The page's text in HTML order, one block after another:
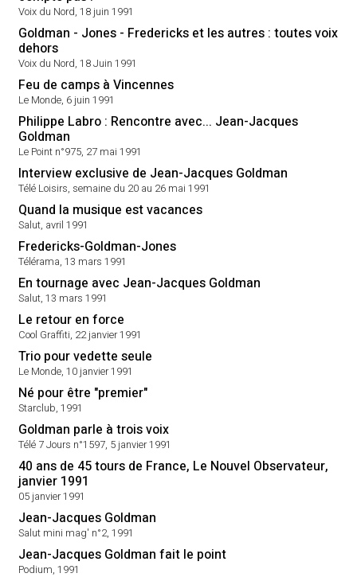
Voix du Nord, 18 juin 1991
Goldman - Jones - Fredericks et les autres : toutes voix
dehors
Voix du Nord, 18 Juin 1991
Feu de camps à Vincennes
Le Monde, 6 juin 1991
Philippe Labro : Rencontre avec... Jean-Jacques
Goldman
Le Point n°975, 27 mai 1991
Interview exclusive de Jean-Jacques Goldman
Télé Loisirs, semaine du 20 au 26 mai 1991
Quand la musique est vacances
Salut, avril 1991
Fredericks-Goldman-Jones
Télérama, 13 mars 1991
En tournage avec Jean-Jacques Goldman
Salut, 13 mars 1991
Le retour en force
Cool Graffiti, 22 janvier 1991
Trio pour vedette seule
Le Monde, 10 janvier 1991
Né pour être "premier"
Starclub, 1991
Goldman parle à trois voix
Télé 7 Jours n°1597, 5 janvier 1991
40 ans de 45 tours de France, Le Nouvel Observateur,
janvier 1991
05 janvier 1991
Jean-Jacques Goldman
Salut mini mag' n°2, 1991
Jean-Jacques Goldman fait le point
Podium, 1991